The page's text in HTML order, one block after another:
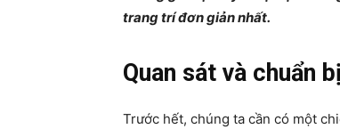
trang trí đơn giản nhất.
Quan sát và chuẩn
Trước hết, chúng ta cần có một